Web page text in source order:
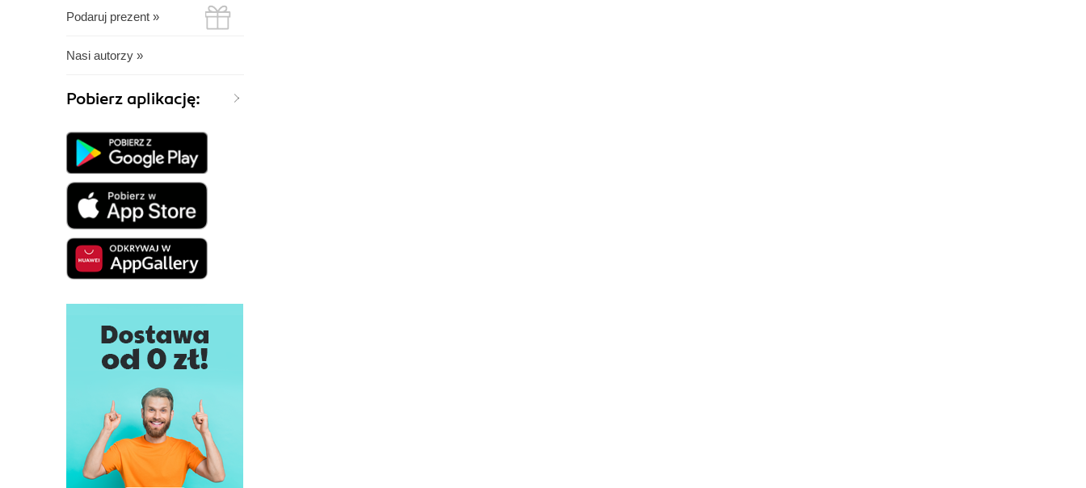
Podaruj prezent »
Nasi autorzy »
Pobierz aplikację: